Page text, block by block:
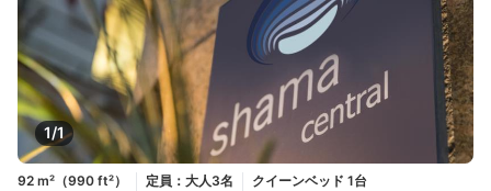
1/1
92 m²（990 ft²） 定員：大人3名
クイーンベッド 1台